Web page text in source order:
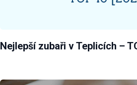
Nejlepší zubaři v Teplicích –
zkušenost
Aby naše
fungovaly